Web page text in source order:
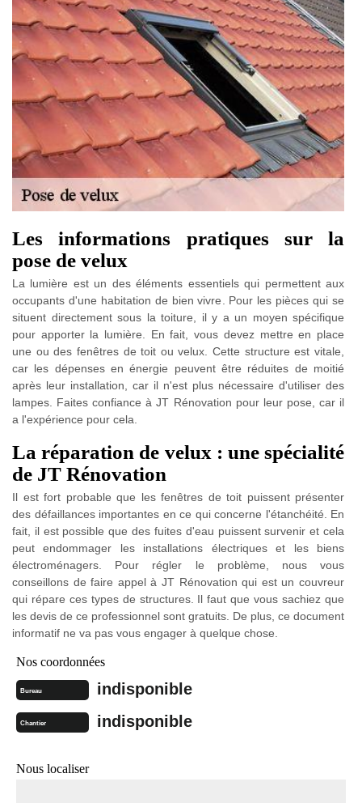
Les informations pratiques sur la
pose de velux
La lumière est un des éléments essentiels qui permettent aux
occupants d'une habitation de bien vivre. Pour les pièces qui se
situent directement sous la toiture, il y a un moyen spécifique
pour apporter la lumière. En fait, vous devez mettre en place
une ou des fenêtres de toit ou velux. Cette structure est vitale,
car les dépenses en énergie peuvent être réduites de moitié
après leur installation, car il n'est plus nécessaire d'utiliser des
lampes. Faites confiance à JT Rénovation pour leur pose, car il
a l'expérience pour cela.
La réparation de velux : une spécialité
de JT Rénovation
Il est fort probable que les fenêtres de toit puissent présenter
des défaillances importantes en ce qui concerne l'étanchéité. En
fait, il est possible que des fuites d'eau puissent survenir et cela
peut endommager les installations électriques et les biens
électroménagers. Pour régler le problème, nous vous
conseillons de faire appel à JT Rénovation qui est un couvreur
qui répare ces types de structures. Il faut que vous sachiez que
les devis de ce professionnel sont gratuits. De plus, ce document
informatif ne va pas vous engager à quelque chose.
Nos coordonnées
Bureau indisponible
Chantier indisponible
Nous localiser